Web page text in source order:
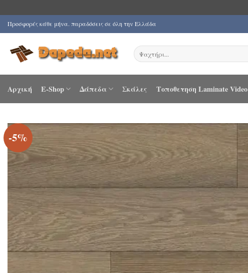
Μετάβαση
στο
περιεχόμενο
Προσφορές κάθε μήνα. παραδόσεις σε όλη την Ελλάδα
Αναζήτηση
για:
Αρχική E-Shop Δάπεδα Σκάλες Τοποθετηση Laminate Video
-5%